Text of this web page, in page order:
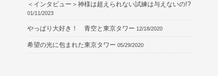
＜インタビュー＞神様は超えられない試練は与えないの!?
01/11/2023
やっぱり大好き！ 青空と東京タワー 12/18/2020
希望の光に包まれた東京タワー 05/29/2020